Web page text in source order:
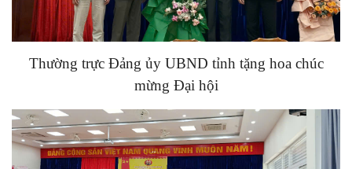
Thường trực Đảng ủy UBND tỉnh tặng hoa chúc
mừng Đại hội